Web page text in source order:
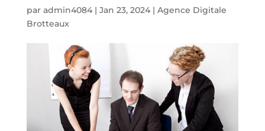
par admin4084| Jan 23, 2024| Agence Digitale
Brotteaux